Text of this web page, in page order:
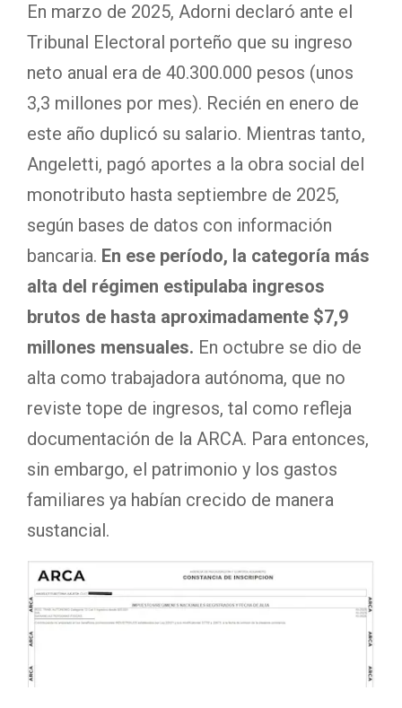
En marzo de 2025, Adorni declaró ante el
Tribunal Electoral porteño que su ingreso
neto anual era de 40.300.000 pesos (unos
3,3 millones por mes). Recién en enero de
este año duplicó su salario. Mientras tanto,
Angeletti, pagó aportes a la obra social del
monotributo hasta septiembre de 2025,
según bases de datos con información
bancaria. En ese período, la categoría más
alta del régimen estipulaba ingresos
brutos de hasta aproximadamente $7,9
millones mensuales. En octubre se dio de
alta como trabajadora autónoma, que no
reviste tope de ingresos, tal como refleja
documentación de la ARCA. Para entonces,
sin embargo, el patrimonio y los gastos
familiares ya habían crecido de manera
sustancial.